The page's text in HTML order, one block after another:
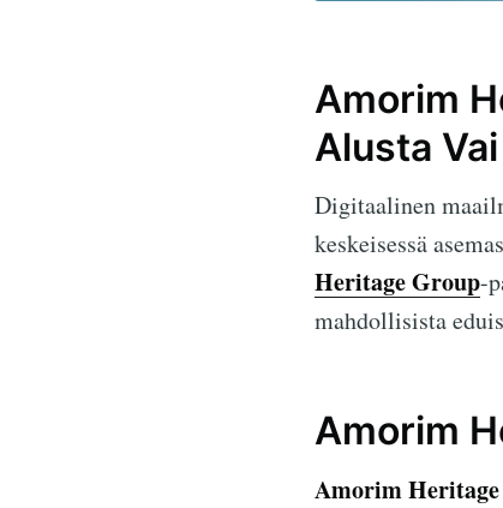
Amorim
Alusta
Digitaalinen
keskeisessä
Heritage Group-
mahdollisista
Amorim
Amorim